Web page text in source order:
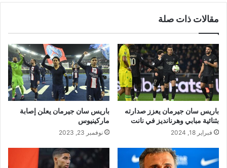
مقالات ذات صلة
باريس سان جيرمان يعزز صدارته
بثنائية مبابي وهرنانديز في نانت
فبراير 18, 2024
باريس سان جيرمان يعلن إصابة
ماركينيوس
نوفمبر 23, 2023